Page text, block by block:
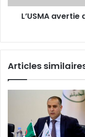
Rabat
L’USMA
Articles